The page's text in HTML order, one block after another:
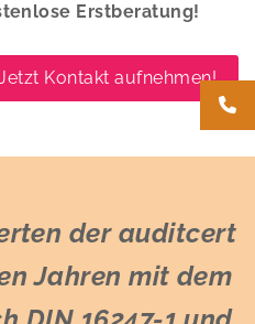
Erstberatung!
Kontakt aufnehmen!
der auditcert
Jahren mit dem